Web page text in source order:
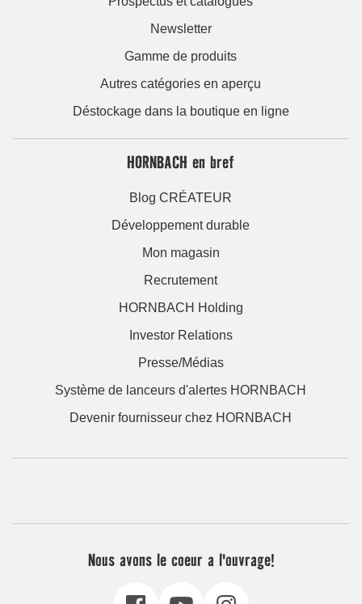
Newsletter
Gamme de produits
Autres catégories en aperçu
Déstockage dans la boutique en ligne
HORNBACH en bref
Blog CRÉATEUR
Développement durable
Mon magasin
Recrutement
HORNBACH Holding
Investor Relations
Presse/Médias
Système de lanceurs d'alertes HORNBACH
Devenir fournisseur chez HORNBACH
Nous avons le coeur a l'ouvrage!